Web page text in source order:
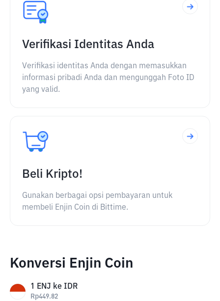
Verifikasi Identitas Anda
Verifikasi identitas Anda dengan memasukkan
informasi pribadi Anda dan mengunggah Foto ID
yang valid.
Beli Kripto!
Gunakan berbagai opsi pembayaran untuk
membeli Enjin Coin di Bittime.
Konversi Enjin Coin
1 ENJ ke IDR
Rp449.82